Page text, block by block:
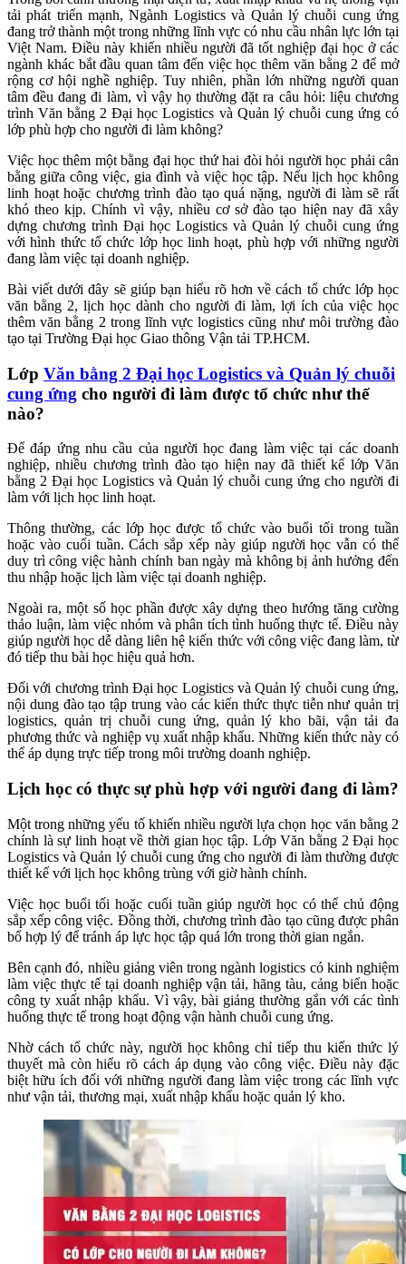
tải phát triển mạnh, Ngành Logistics và Quản lý chuỗi cung ứng
đang trở thành một trong những lĩnh vực có nhu cầu nhân lực lớn tại
Việt Nam. Điều này khiến nhiều người đã tốt nghiệp đại học ở các
ngành khác bắt đầu quan tâm đến việc học thêm văn bằng 2 để mở
rộng cơ hội nghề nghiệp. Tuy nhiên, phần lớn những người quan
tâm đều đang đi làm, vì vậy họ thường đặt ra câu hỏi: liệu chương
trình Văn bằng 2 Đại học Logistics và Quản lý chuỗi cung ứng có
lớp phù hợp cho người đi làm không?
Việc học thêm một bằng đại học thứ hai đòi hỏi người học phải cân
bằng giữa công việc, gia đình và việc học tập. Nếu lịch học không
linh hoạt hoặc chương trình đào tạo quá nặng, người đi làm sẽ rất
khó theo kịp. Chính vì vậy, nhiều cơ sở đào tạo hiện nay đã xây
dựng chương trình Đại học Logistics và Quản lý chuỗi cung ứng
với hình thức tổ chức lớp học linh hoạt, phù hợp với những người
đang làm việc tại doanh nghiệp.
Bài viết dưới đây sẽ giúp bạn hiểu rõ hơn về cách tổ chức lớp học
văn bằng 2, lịch học dành cho người đi làm, lợi ích của việc học
thêm văn bằng 2 trong lĩnh vực logistics cũng như môi trường đào
tạo tại Trường Đại học Giao thông Vận tải TP.HCM.
Lớp Văn bằng 2 Đại học Logistics và Quản lý chuỗi
cung ứng cho người đi làm được tổ chức như thế
nào?
Để đáp ứng nhu cầu của người học đang làm việc tại các doanh
nghiệp, nhiều chương trình đào tạo hiện nay đã thiết kế lớp Văn
bằng 2 Đại học Logistics và Quản lý chuỗi cung ứng cho người đi
làm với lịch học linh hoạt.
Thông thường, các lớp học được tổ chức vào buổi tối trong tuần
hoặc vào cuối tuần. Cách sắp xếp này giúp người học vẫn có thể
duy trì công việc hành chính ban ngày mà không bị ảnh hưởng đến
thu nhập hoặc lịch làm việc tại doanh nghiệp.
Ngoài ra, một số học phần được xây dựng theo hướng tăng cường
thảo luận, làm việc nhóm và phân tích tình huống thực tế. Điều này
giúp người học dễ dàng liên hệ kiến thức với công việc đang làm, từ
đó tiếp thu bài học hiệu quả hơn.
Đối với chương trình Đại học Logistics và Quản lý chuỗi cung ứng,
nội dung đào tạo tập trung vào các kiến thức thực tiễn như quản trị
logistics, quản trị chuỗi cung ứng, quản lý kho bãi, vận tải đa
phương thức và nghiệp vụ xuất nhập khẩu. Những kiến thức này có
thể áp dụng trực tiếp trong môi trường doanh nghiệp.
Lịch học có thực sự phù hợp với người đang đi làm?
Một trong những yếu tố khiến nhiều người lựa chọn học văn bằng 2
chính là sự linh hoạt về thời gian học tập. Lớp Văn bằng 2 Đại học
Logistics và Quản lý chuỗi cung ứng cho người đi làm thường được
thiết kế với lịch học không trùng với giờ hành chính.
Việc học buổi tối hoặc cuối tuần giúp người học có thể chủ động
sắp xếp công việc. Đồng thời, chương trình đào tạo cũng được phân
bổ hợp lý để tránh áp lực học tập quá lớn trong thời gian ngắn.
Bên cạnh đó, nhiều giảng viên trong ngành logistics có kinh nghiệm
làm việc thực tế tại doanh nghiệp vận tải, hãng tàu, cảng biển hoặc
công ty xuất nhập khẩu. Vì vậy, bài giảng thường gắn với các tình
huống thực tế trong hoạt động vận hành chuỗi cung ứng.
Nhờ cách tổ chức này, người học không chỉ tiếp thu kiến thức lý
thuyết mà còn hiểu rõ cách áp dụng vào công việc. Điều này đặc
biệt hữu ích đối với những người đang làm việc trong các lĩnh vực
như vận tải, thương mại, xuất nhập khẩu hoặc quản lý kho.